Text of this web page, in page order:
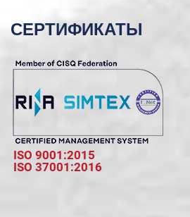
СЕРТИФИКАТЫ
ISO 9001:2015
ISO 37001:2016